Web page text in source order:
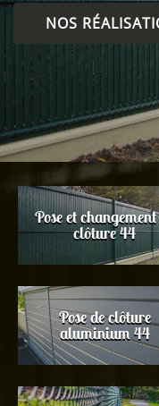
NOS
Pose et
clôture 44
Pose de clôture
aluminium 44